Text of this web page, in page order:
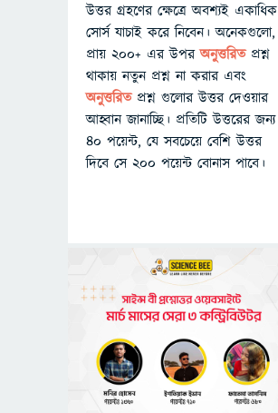
উত্তর গ্রহণের ক্ষেত্রে অবশ্যই একাধিক
সোর্স যাচাই করে নিবেন। অনেকগুলো,
প্রায় ২০০+ এর উপরঅনুত্তরিতপ্রশ্ন
থাকায় নতুন প্রশ্ন না করার এবং
অনুত্তরিত প্রশ্ন গুলোর উত্তর দেওয়ার
আহ্বান জানাচ্ছি। প্রতিটি উত্তরের জন্য
৪০ পয়েন্ট, যে সবচেয়ে বেশি উত্তর
দিবে সে ২০০ পয়েন্ট বোনাস পাবে।